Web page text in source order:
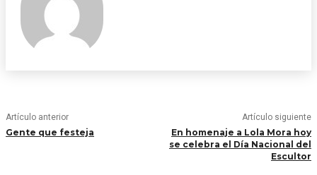
Artículo anterior
Gente que festeja
Artículo siguiente
En homenaje a Lola Mora hoy
se celebra el Día Nacional del
Escultor